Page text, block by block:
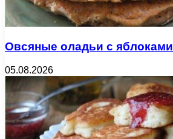
Овсяные оладьи с яблоками
05.08.2026